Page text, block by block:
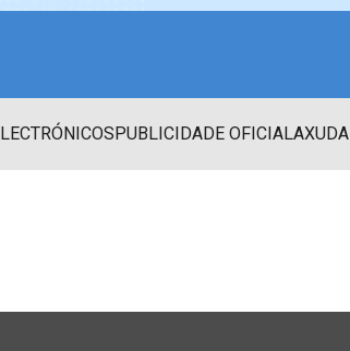
PUBLICIDADE OFICIALAXUDA